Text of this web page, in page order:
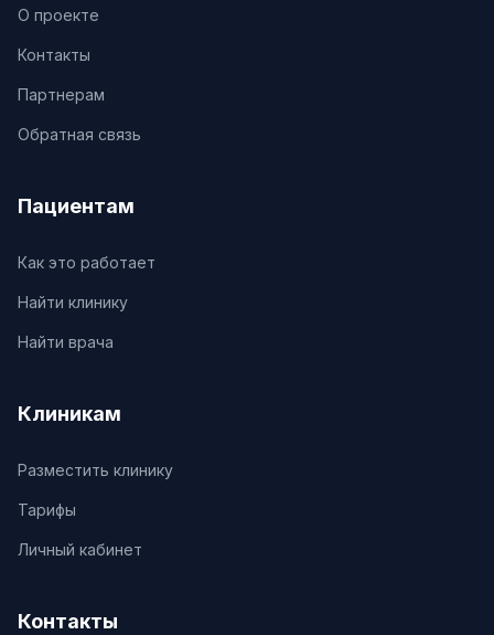
О проекте
Контакты
Партнерам
Обратная связь
Пациентам
Как это работает
Найти клинику
Найти врача
Клиникам
Разместить клинику
Тарифы
Личный кабинет
Контакты